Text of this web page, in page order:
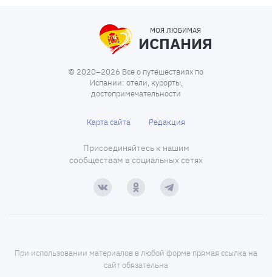
МОЯ ЛЮБИМАЯ
ИСПАНИЯ
© 2020–2026 Все о путешествиях по
Испании: отели, курорты,
достопримечательности
Карта сайта Редакция
Присоединяйтесь к нашим
сообществам в социальных сетях
При использовании материалов в любой форме прямая ссылка на
сайт обязательна